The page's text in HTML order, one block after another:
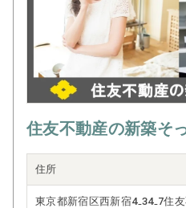
住友不動産の新築そ
住所
東京都新宿区西新宿4₋34₋7住